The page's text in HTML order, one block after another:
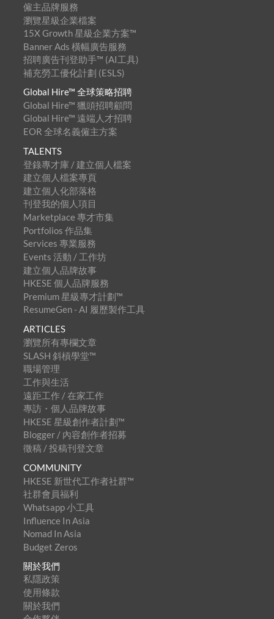
僱主品牌服務
瀏覽星級企業檔案
15X Growth 星級企業方案™
Banner Ads 橫幅廣告服務
招聘廣告刊登助手™ (AI工具)
補充勞工優化計劃 (ESLS)
Global Hire™ 全球策略招聘
Global Hire™ 獵頭招聘顧問
Global Hire™ 遠端人才招聘
EOR 全球名義僱主方案
TALENTS
登錄專才庫 / 建立個人檔案
建立個人檔案專頁
建立個人化部落格
刊登我的個人項目
Marketplace 專才市集
Portfolios 作品集
Services 專業服務
Events 活動 / 工作坊
建立個人品牌故事
HKESE 個人品牌服務
Premium 星級專才計劃™
ResumeGen - AI 履歷製作工具
ARTICLES
瀏覽所有專欄文章
SLASH 斜槓學堂™
職場管理
工作與生活
遠距工作 / 在家工作
專訪・個人品牌故事
HKESE 星級創作者計劃™
Blogger / 內容創作者招募
徵稿 / 投稿刊登文章
COMMUNITY
HKESE 新世代工作者社群™
社群會員福利
Whatsapp 小工具
Influence In Asia
Nomad In Asia
Budget Zeros
關於我們
私隱政策
使用條款
關於我們